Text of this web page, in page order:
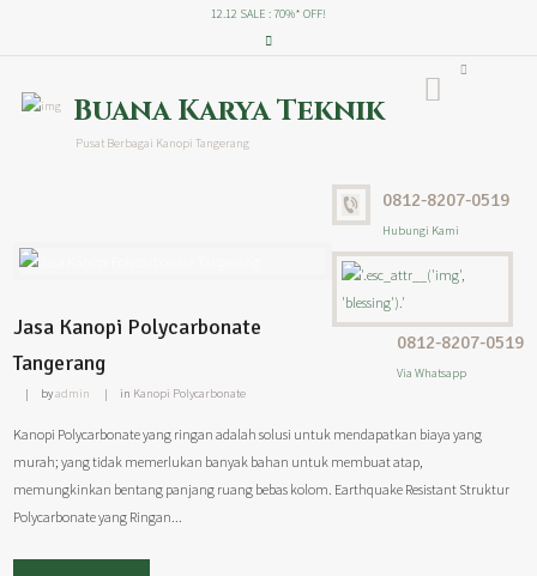
12.12 SALE : 70%* OFF!
Buana Karya Teknik
Pusat Berbagai Kanopi Tangerang
0812-8207-0519
Hubungi Kami
0812-8207-0519
Via Whatsapp
Jasa Kanopi Polycarbonate
Tangerang
byadmin in Kanopi Polycarbonate
Kanopi Polycarbonate yang ringan adalah solusi untuk mendapatkan biaya yang
murah; yang tidak memerlukan banyak bahan untuk membuat atap,
memungkinkan bentang panjang ruang bebas kolom. Earthquake Resistant Struktur
Polycarbonate yang Ringan...